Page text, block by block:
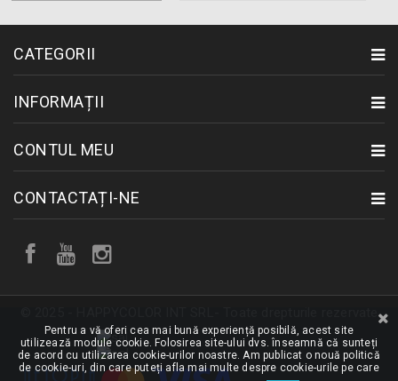
CATEGORII
INFORMAȚII
CONTUL MEU
CONTACTAȚI-NE
Pentru a vă oferi cea mai bună experiență posibilă, acest site
utilizează module cookie. Folosirea site-ului dvs. înseamnă că sunteți
de acord cu utilizarea cookie-urilor noastre. Am publicat o nouă politică
de cookie-uri, din care puteți afla mai multe despre cookie-urile pe care